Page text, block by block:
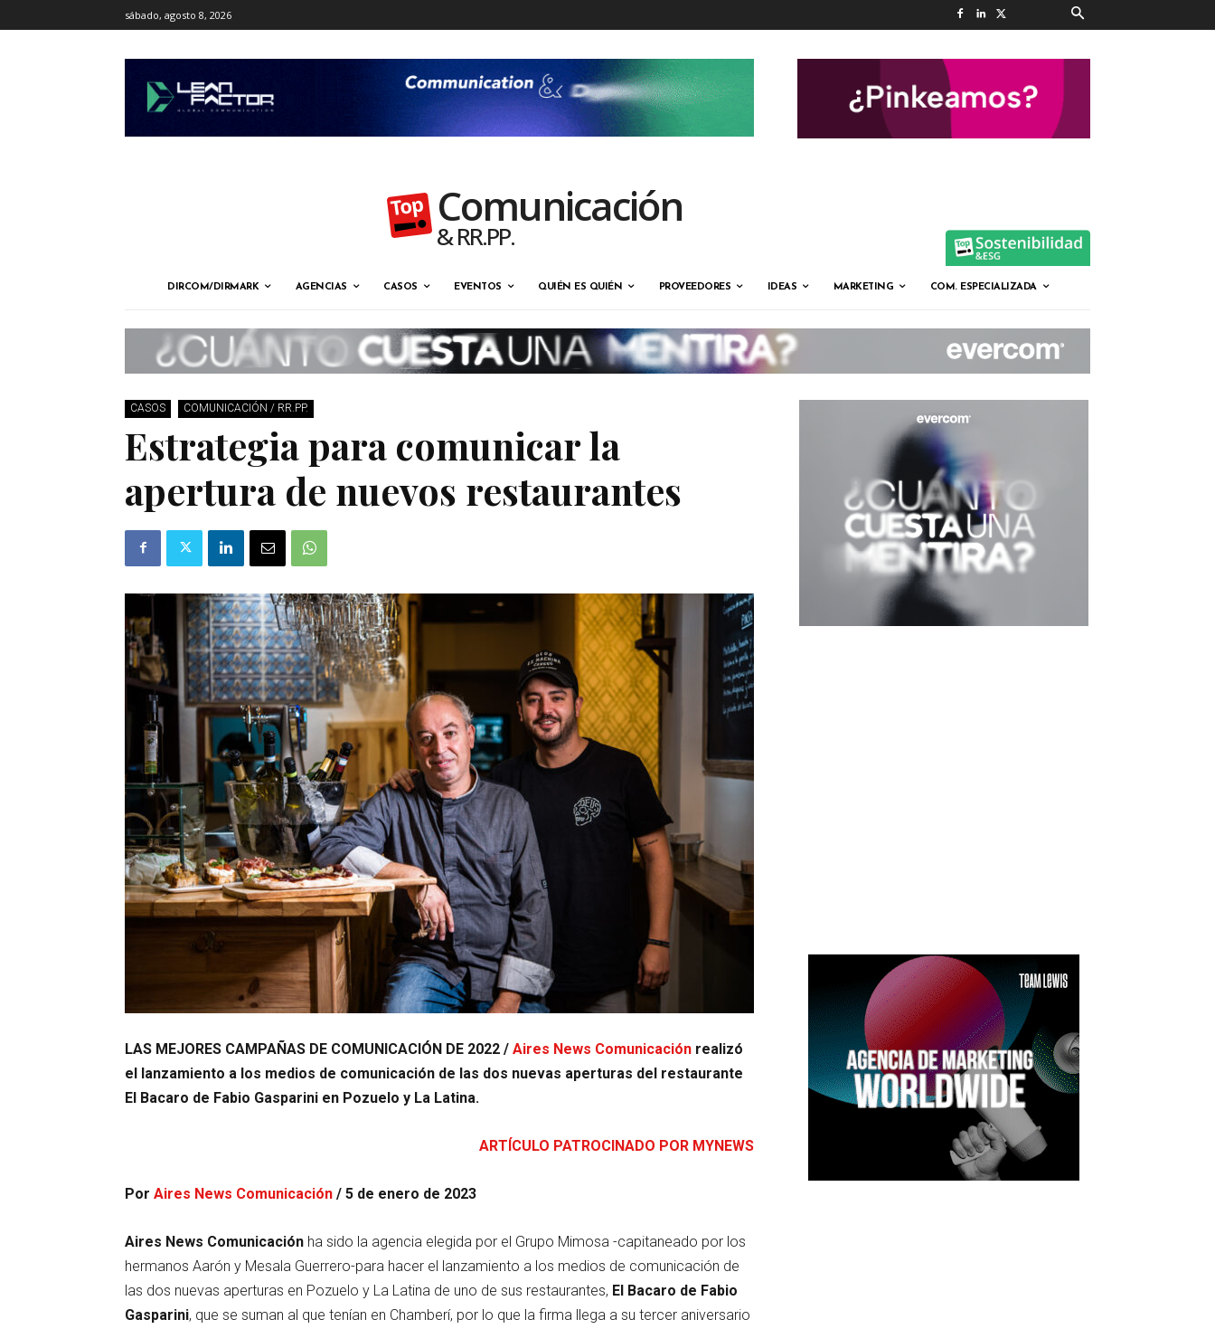
sábado, agosto 8, 2026
Comunicación
& RR.PP.
DIRCOM/DIRMARK AGENCIAS CASOS EVENTOS QUIÉN ES QUIÉN PROVEEDORES IDEAS MARKETING COM. ESPECIALIZADA
CASOS COMUNICACIÓN / RR.PP.
Estrategia para comunicar la
apertura de nuevos restaurantes
LAS MEJORES CAMPAÑAS DE COMUNICACIÓN DE 2022 / Aires News Comunicación realizó
el lanzamiento a los medios de comunicación de las dos nuevas aperturas del restaurante
El Bacaro de Fabio Gasparini en Pozuelo y La Latina.
ARTÍCULO PATROCINADO POR MYNEWS
Por Aires News Comunicación / 5 de enero de 2023
Aires News Comunicación ha sido la agencia elegida por el Grupo Mimosa -capitaneado por los
hermanos Aarón y Mesala Guerrero-para hacer el lanzamiento a los medios de comunicación de
las dos nuevas aperturas en Pozuelo y La Latina de uno de sus restaurantes, El Bacaro de Fabio
Gasparini, que se suman al que tenían en Chamberí, por lo que la firma llega a su tercer aniversario